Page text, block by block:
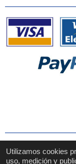
Utilizamos cookies
uso, medición y